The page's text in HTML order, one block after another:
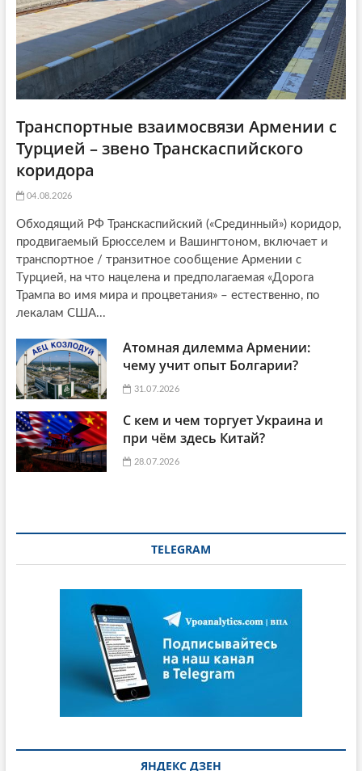
n
Транспортные взаимосвязи Армении с
Турцией – звено Транскаспийского
коридора
04.08.2026
Обходящий РФ Транскаспийский («Срединный») коридор,
продвигаемый Брюсселем и Вашингтоном, включает и
транспортное / транзитное сообщение Армении с
Турцией, на что нацелена и предполагаемая «Дорога
Трампа во имя мира и процветания» – естественно, по
лекалам США...
Атомная дилемма Армении:
чему учит опыт Болгарии?
31.07.2026
С кем и чем торгует Украина и
при чём здесь Китай?
28.07.2026
TELEGRAM
ЯНДЕКС ДЗЕН